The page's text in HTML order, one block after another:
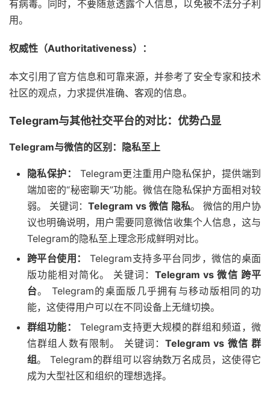
有病毒。同时，不要随意透露个人信息，以免被不法分子利
用。
权威性（Authoritativeness）：
本文引用了官方信息和可靠来源，并参考了安全专家和技术
社区的观点，力求提供准确、客观的信息。
Telegram与其他社交平台的对比：优势凸显
Telegram与微信的区别：隐私至上
隐私保护：
Telegram更注重用户隐私保护，提供端到
端加密的“秘密聊天”功能。微信在隐私保护方面相对较
弱。 关键词：Telegram vs 微信 隐私。 微信的用户协
议也明确说明，用户需要同意微信收集个人信息，这与
Telegram的隐私至上理念形成鲜明对比。
跨平台使用：
Telegram支持多平台同步，微信的桌面
版功能相对简化。 关键词：Telegram vs 微信 跨平
台。 Telegram的桌面版几乎拥有与移动版相同的功
能，这使得用户可以在不同设备上无缝切换。
群组功能：
Telegram支持更大规模的群组和频道，微
信群组人数有限制。 关键词：Telegram vs 微信 群
组。 Telegram的群组可以容纳数万名成员，这使得它
成为大型社区和组织的理想选择。